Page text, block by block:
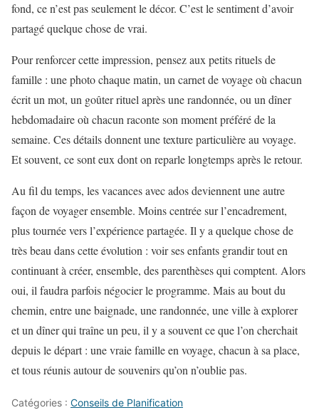
fond, ce n’est pas seulement le décor. C’est le sentiment d’avoir
partagé quelque chose de vrai.
Pour renforcer cette impression, pensez aux petits rituels de
famille : une photo chaque matin, un carnet de voyage où chacun
écrit un mot, un goûter rituel après une randonnée, ou un dîner
hebdomadaire où chacun raconte son moment préféré de la
semaine. Ces détails donnent une texture particulière au voyage.
Et souvent, ce sont eux dont on reparle longtemps après le retour.
Au fil du temps, les vacances avec ados deviennent une autre
façon de voyager ensemble. Moins centrée sur l’encadrement,
plus tournée vers l’expérience partagée. Il y a quelque chose de
très beau dans cette évolution : voir ses enfants grandir tout en
continuant à créer, ensemble, des parenthèses qui comptent. Alors
oui, il faudra parfois négocier le programme. Mais au bout du
chemin, entre une baignade, une randonnée, une ville à explorer
et un dîner qui traîne un peu, il y a souvent ce que l’on cherchait
depuis le départ : une vraie famille en voyage, chacun à sa place,
et tous réunis autour de souvenirs qu’on n’oublie pas.
Catégories : Conseils de Planification